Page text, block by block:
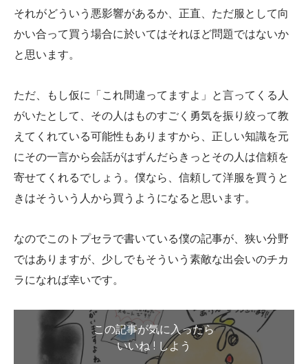
それがどういう悪影響があるか、正直、ただ服として向
かい合って買う場合に於いてはそれほど問題ではないか
と思います。
ただ、もし仮に「これ間違ってますよ」と言ってくる人
がいたとして、その人はものすごく勇気を振り絞って教
えてくれている可能性もありますから、正しい知識を元
にその一言から会話がはずんだらきっとその人は信頼を
寄せてくれるでしょう。僕なら、信頼して洋服を買うと
きはそういう人から買うようになると思います。
なのでこのトプセラで書いている僕の記事が、狭い分野
ではありますが、少しでもそういう素敵な出会いのチカ
ラになれば幸いです。
この記事が気に入ったら
いいね ! しよう